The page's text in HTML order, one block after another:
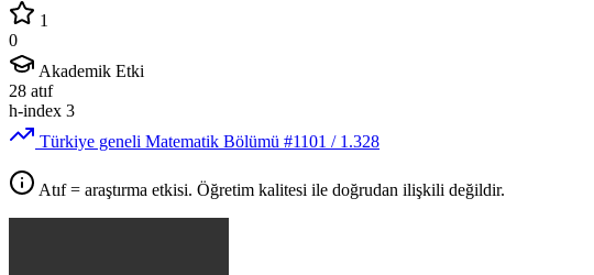
1
0
Akademik Etki
28 atıf
h-index 3
Türkiye geneli Matematik Bölümü #1101 / 1.328
Atıf = araştırma etkisi. Öğretim kalitesi ile doğrudan ilişkili değildir.